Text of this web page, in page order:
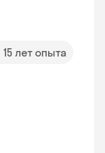
15 лет опыта